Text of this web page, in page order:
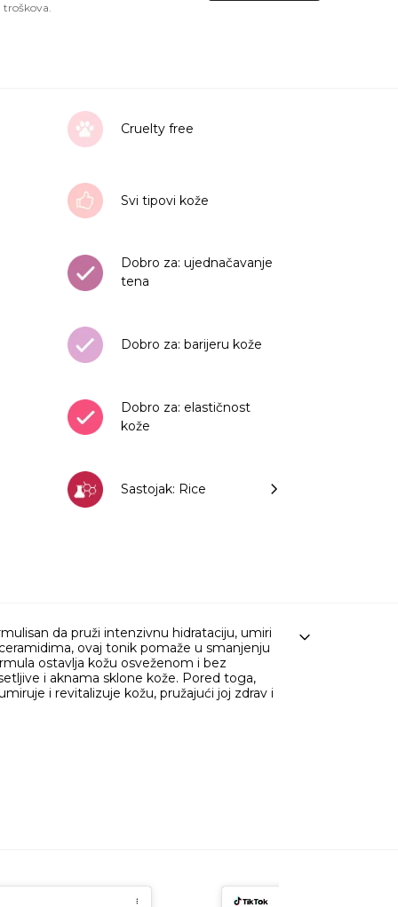
Cruelty free
Svi tipovi kože
Dobro za: ujednačavanje
tena
Dobro za: barijeru kože
Dobro za: elastičnost
kože
Sastojak: Rice
da pruži intenzivnu hidrataciju, umiri
ovaj tonik pomaže u smanjenju
ostavlja kožu osveženom i bez
i aknama sklone kože. Pored toga,
i revitalizuje kožu, pružajući joj zdrav i